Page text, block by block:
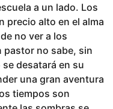
a un lado. Los
precio alto en el alma
no ver a los
pastor no sabe, sin
desatará en su
una gran aventura
tiempos son